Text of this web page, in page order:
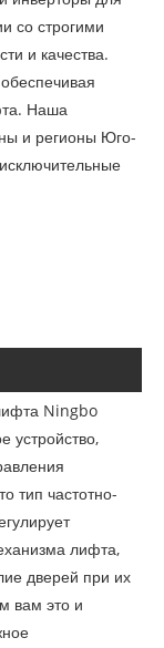
со строгими
и качества.
Наша
и регионы Юго-
Ningbo
устройство,
тип частотно-
лифта,
дверей при их
вам это и